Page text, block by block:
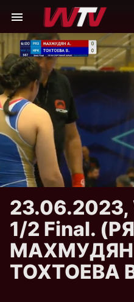
23.06.2023,
1/2 Final.
МАХМУДЯН
ТОХТОЕВА